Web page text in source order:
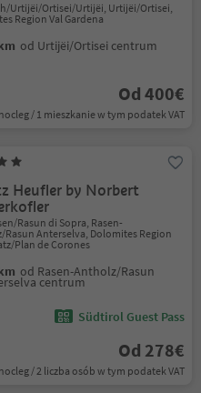
Urtijëi/Ortisei/Urtijëi, Urtijëi/Ortisei,
Region Val Gardena
od Urtijëi/Ortisei centrum
Od 400€
/ 1 mieszkanie w tym podatek VAT
Heufler by Norbert
Rasun di Sopra, Rasen-
Rasun Anterselva, Dolomites Region
Plan de Corones
od Rasen-Antholz/Rasun
centrum
Südtirol Guest Pass
Od 278€
/ 2 liczba osób w tym podatek VAT